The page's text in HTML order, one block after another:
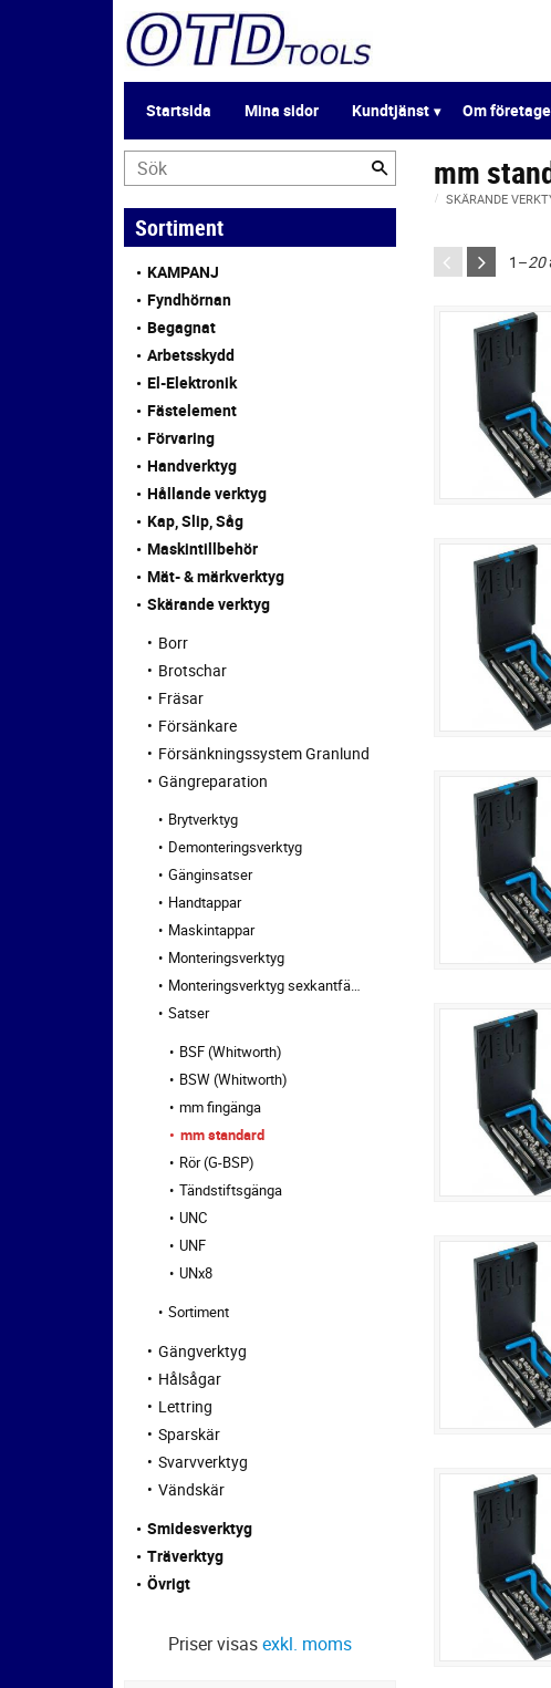
Startsida Mina sidor Kundtjänst Om
mm
SKÄRANDE
1–20
Sortiment
KAMPANJ
Fyndhörnan
Begagnat
Arbetsskydd
El-Elektronik
Fästelement
Förvaring
Handverktyg
Hållande verktyg
Kap, Slip, Såg
Maskintillbehör
Mät- & märkverktyg
Skärande verktyg
Borr
Brotschar
Fräsar
Försänkare
Försänkningssystem Granlund
Gängreparation
Brytverktyg
Demonteringsverktyg
Gänginsatser
Handtappar
Maskintappar
Monteringsverktyg
Monteringsverktyg sexkantfäste
Satser
BSF (Whitworth)
BSW (Whitworth)
mm fingänga
mm standard
Rör (G-BSP)
Tändstiftsgänga
UNC
UNF
UNx8
Sortiment
Gängverktyg
Hålsågar
Lettring
Sparskär
Svarvverktyg
Vändskär
Smidesverktyg
Träverktyg
Övrigt
Priser visasexkl. moms